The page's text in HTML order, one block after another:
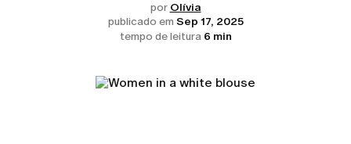
por Olívia
publicado em Sep 17, 2025
tempo de leitura 6 min